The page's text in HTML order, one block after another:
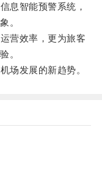
智能预警系统，
。
营效率，更为旅客
。
发展的新趋势。